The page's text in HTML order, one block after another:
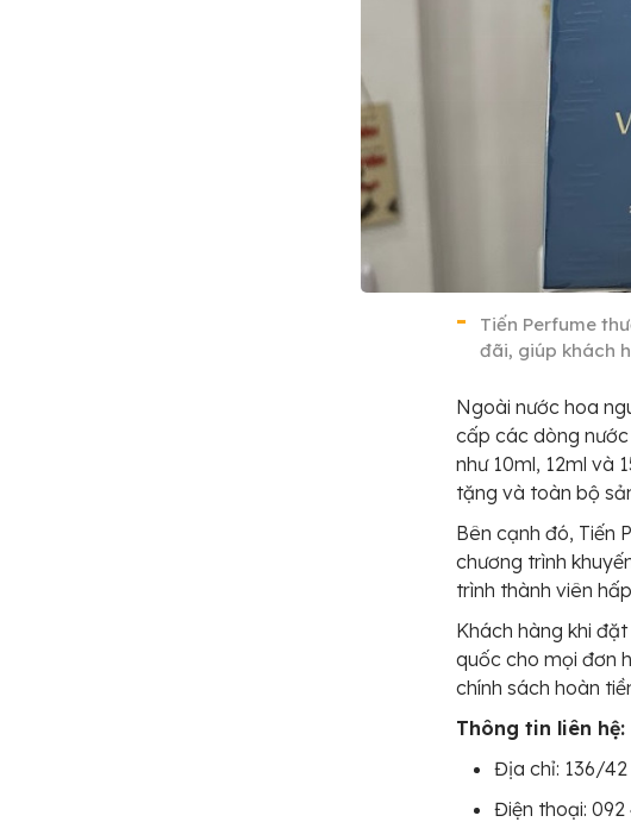
Tiến Perfume
đãi, giúp khách
Ngoài nước hoa
cấp các dòng
như 10ml, 12ml và
tặng và toàn bộ
Bên cạnh đó, Tiến
chương trình
trình thành viên
Khách hàng khi
quốc cho mọi đơn
chính sách hoàn
Thông tin liên hệ:
Địa chỉ: 136/42
Điện thoại: 092